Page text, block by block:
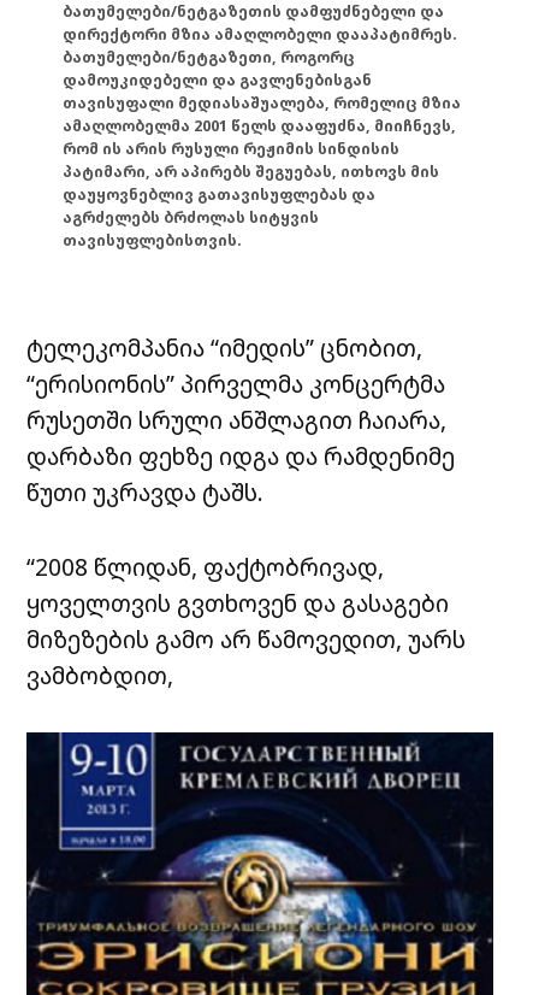
ბათუმელები/ნეტგაზეთის დამფუძნებელი და
დირექტორი მზია ამაღლობელი დააპატიმრეს.
ბათუმელები/ნეტგაზეთი, როგორც
დამოუკიდებელი და გავლენებისგან
თავისუფალი მედიასაშუალება, რომელიც მზია
ამაღლობელმა 2001 წელს დააფუძნა, მიიჩნევს,
რომ ის არის რუსული რეჟიმის სინდისის
პატიმარი, არ აპირებს შეგუებას, ითხოვს მის
დაუყოვნებლივ გათავისუფლებას და
აგრძელებს ბრძოლას სიტყვის
თავისუფლებისთვის.
ტელეკომპანია “იმედის” ცნობით,
“ერისიონის” პირველმა კონცერტმა
რუსეთში სრული ანშლაგით ჩაიარა,
დარბაზი ფეხზე იდგა და რამდენიმე
წუთი უკრავდა ტაშს.
“2008 წლიდან, ფაქტობრივად,
ყოველთვის გვთხოვენ და გასაგები
მიზეზების გამო არ წამოვედით, უარს
ვამბობდით,